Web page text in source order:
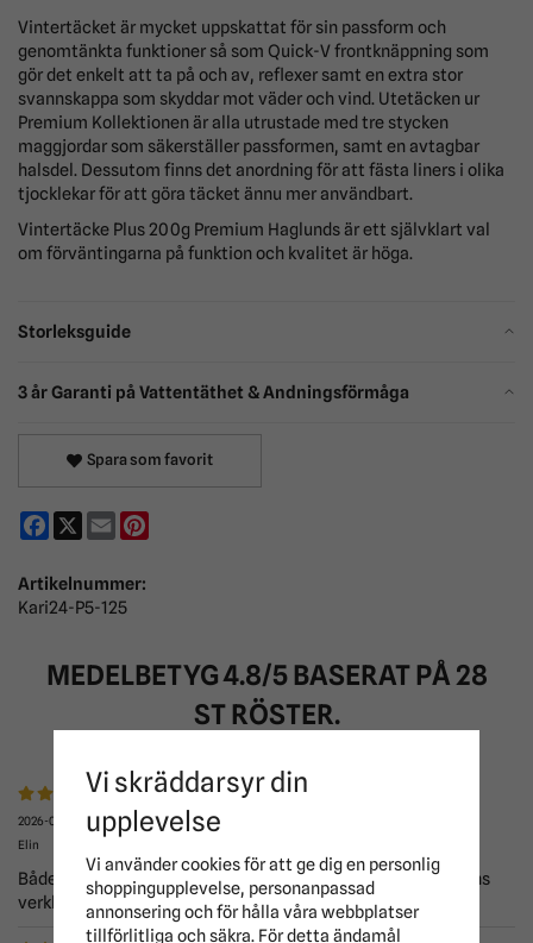
Storleksguide
3 år Garanti på Vattentäthet & Andningsförmåga
Vintertäcket är mycket uppskattat för sin passform och
genomtänkta funktioner så som Quick-V frontknäppning som
gör det enkelt att ta på och av, reflexer samt en extra stor
svannskappa som skyddar mot väder och vind. Utetäcken ur
Premium Kollektionen är alla utrustade med tre stycken
maggjordar som säkerställer passformen, samt en avtagbar
halsdel. Dessutom finns det anordning för att fästa liners i olika
tjocklekar för att göra täcket ännu mer användbart.
Vintertäcke Plus 200g Premium Haglunds är ett självklart val
om förväntingarna på funktion och kvalitet är höga.
Spara som favorit
Facebook
X Email
Artikelnummer:
Kari24-P5-125
MEDELBETYG4.8/5 BASERAT PÅ 28
ST RÖSTER.
2026-03-25
Elin
Både snyggt och funktionellt! Så nöjd med detta täcke. Känns
verkligen att det är en premium-modell.
Vi skräddarsyr din
upplevelse
Vi använder cookies för att ge dig en personlig
shoppingupplevelse, personanpassad
annonsering och för hålla våra webbplatser
tillförlitliga och säkra. För detta ändamål